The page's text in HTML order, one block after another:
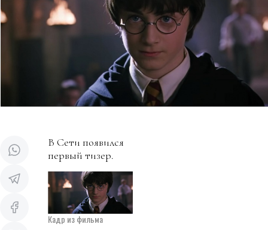
В Сети появился
первый тизер.
Кадр из фильма